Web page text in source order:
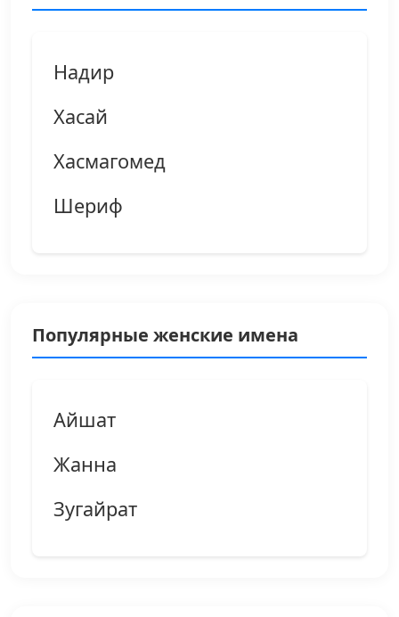
Надир
Хасай
Хасмагомед
Шериф
Популярные женские имена
Айшат
Жанна
Зугайрат